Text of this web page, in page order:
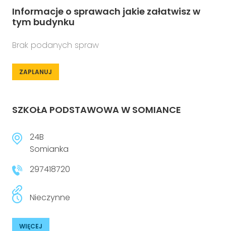
Informacje o sprawach jakie załatwisz w
tym budynku
Brak podanych spraw
ZAPLANUJ
SZKOŁA PODSTAWOWA W SOMIANCE
24B
Somianka
297418720
Nieczynne
WIĘCEJ